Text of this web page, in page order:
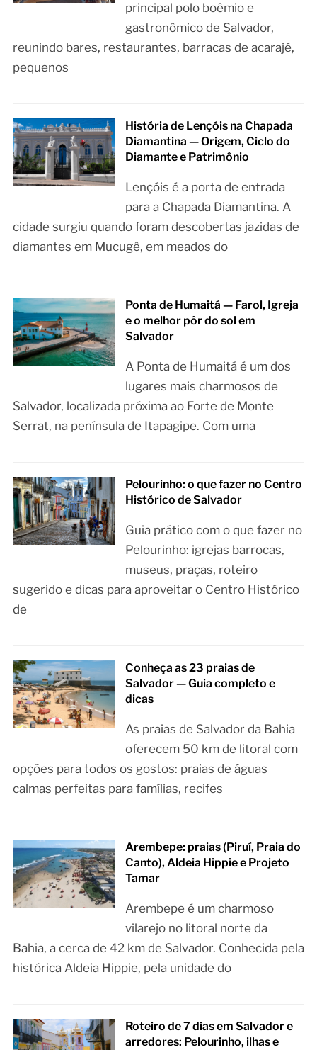
principal polo boêmio e
gastronômico de Salvador,
reunindo bares, restaurantes, barracas de acarajé,
pequenos
História de Lençóis na Chapada
Diamantina — Origem, Ciclo do
Diamante e Patrimônio
Lençóis é a porta de entrada
para a Chapada Diamantina. A
cidade surgiu quando foram descobertas jazidas de
diamantes em Mucugê, em meados do
Ponta de Humaitá — Farol, Igreja
e o melhor pôr do sol em
Salvador
A Ponta de Humaitá é um dos
lugares mais charmosos de
Salvador, localizada próxima ao Forte de Monte
Serrat, na península de Itapagipe. Com uma
Pelourinho: o que fazer no Centro
Histórico de Salvador
Guia prático com o que fazer no
Pelourinho: igrejas barrocas,
museus, praças, roteiro
sugerido e dicas para aproveitar o Centro Histórico
de
Conheça as 23 praias de
Salvador — Guia completo e
dicas
As praias de Salvador da Bahia
oferecem 50 km de litoral com
opções para todos os gostos: praias de águas
calmas perfeitas para famílias, recifes
Arembepe: praias (Piruí, Praia do
Canto), Aldeia Hippie e Projeto
Tamar
Arembepe é um charmoso
vilarejo no litoral norte da
Bahia, a cerca de 42 km de Salvador. Conhecida pela
histórica Aldeia Hippie, pela unidade do
Roteiro de 7 dias em Salvador e
arredores: Pelourinho, ilhas e